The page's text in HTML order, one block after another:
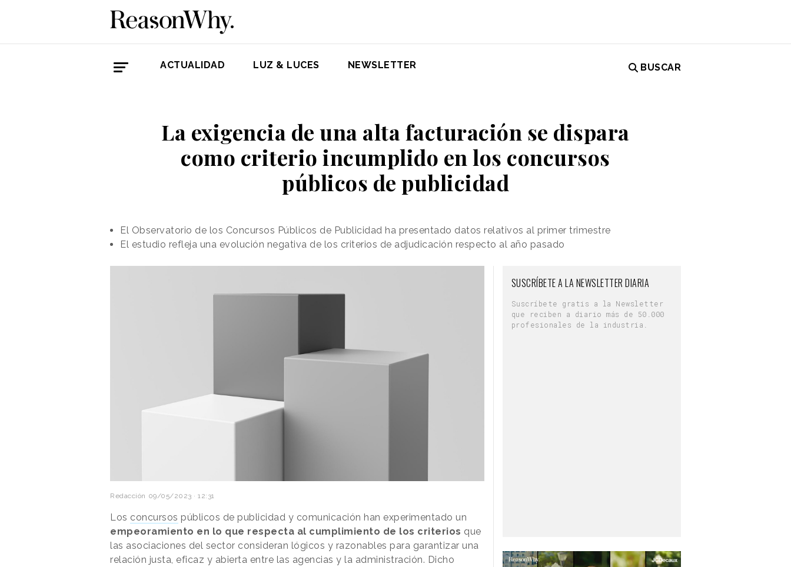
ACTUALIDAD LUZ & LUCES NEWSLETTER BUSCAR
La exigencia de una alta facturación se dispara
como criterio incumplido en los concursos
públicos de publicidad
El Observatorio de los Concursos Públicos de Publicidad ha presentado datos relativos al primer trimestre
El estudio refleja una evolución negativa de los criterios de adjudicación respecto al año pasado
Redacción 09/05/2023 · 12:31
Los concursos públicos de publicidad y comunicación han experimentado un
empeoramiento en lo que respecta al cumplimiento de los criterios que
las asociaciones del sector consideran lógicos y razonables para garantizar una
relación justa, eficaz y abierta entre las agencias y la administración. Dicho
SUSCRÍBETE A LA NEWSLETTER DIARIA
Suscríbete gratis a la Newsletter
que reciben a diario más de 50.000
profesionales de la industria.